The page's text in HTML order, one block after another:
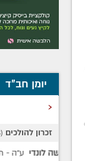
יומן חב"ד
‹
זכרון להולכים (
הרבנית